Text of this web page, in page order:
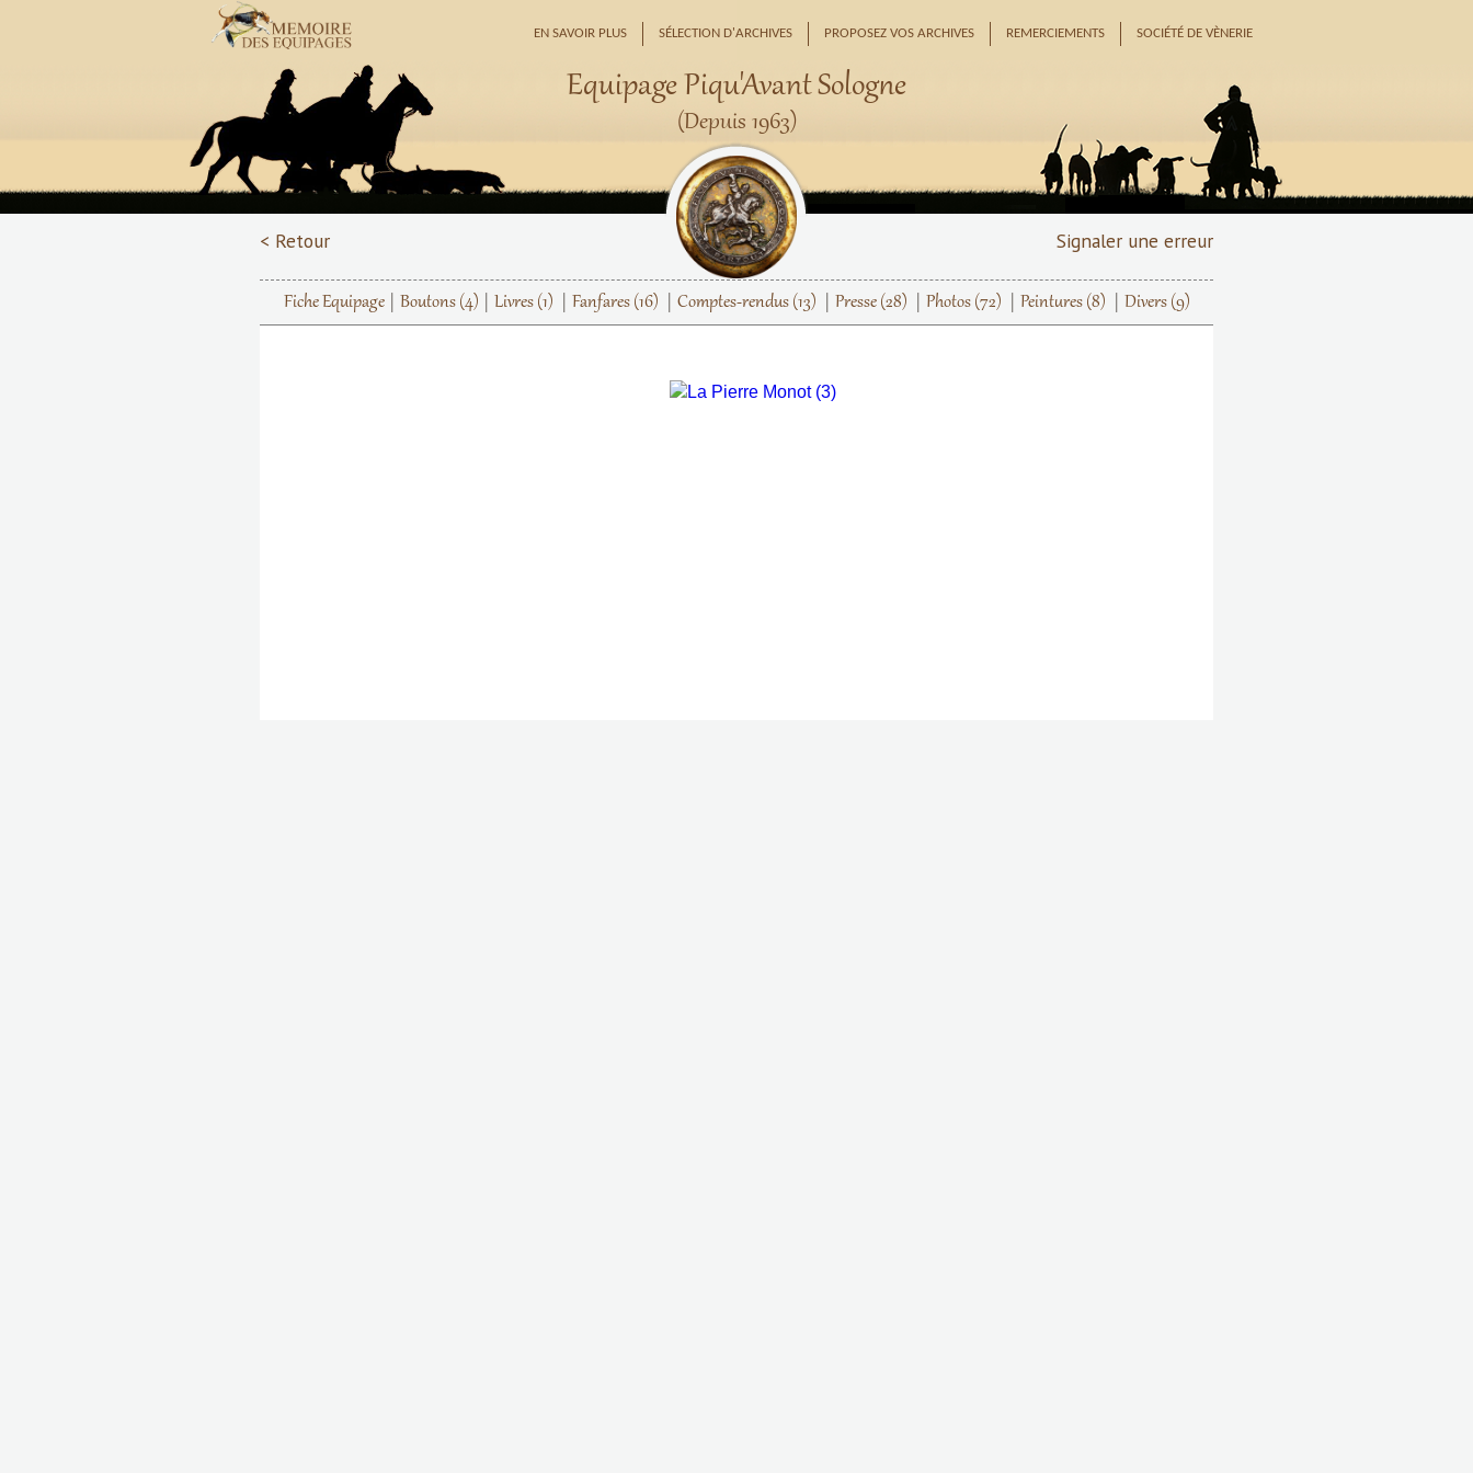
EN SAVOIR PLUS SÉLECTION D'ARCHIVES PROPOSEZ VOS ARCHIVES REMERCIEMENTS SOCIÉTÉ DE VÈNERIE
Equipage Piqu'Avant Sologne
(Depuis 1963)
< Retour Signaler une erreur
Fiche Equipage Boutons (4) Livres (1) Fanfares (16) Comptes-rendus (13) Presse (28) Photos (72) Peintures (8) Divers (9)